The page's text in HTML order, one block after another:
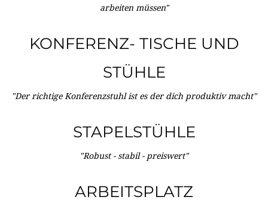
arbeiten müssen"
KONFERENZ- TISCHE UND
STÜHLE
"Der richtige Konferenzstuhl ist es der dich produktiv macht"
STAPELSTÜHLE
"Robust - stabil - preiswert"
ARBEITSPLATZ